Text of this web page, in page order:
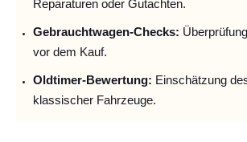
Reparaturen oder Gutachten.
Gebrauchtwagen-Checks:
vor dem Kauf.
Oldtimer-Bewertung: Einschätzung
klassischer Fahrzeuge.